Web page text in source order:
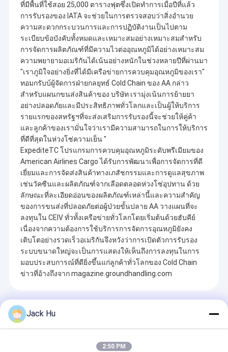
ที่มีพื้นที่ใช้สอย 25,000 ตารางฟุตซึ่งเปิดทำการเมื่อปีที่แล้ว
การรับรองของ IATA จะช่วยในการตรวจสอบว่าสิ่งอำนวย
ความสะดวกกระบวนการและการปฏิบัติงานเป็นไปตาม
ระเบียบข้อบังคับทั้งหมดและเหมาะสมอย่างเหมาะสมสำหรับ
การจัดการผลิตภัณฑ์ที่มีความไวต่ออุณหภูมิได้อย่างเหมาะสม
ความพยายามอเมริกันได้เน้นอย่างหนักในช่วงหลายปีที่ผ่านมา
"เราภูมิใจอย่างยิ่งที่ได้มีเครือข่ายการควบคุมอุณหภูมิของเรา"
ทอมกรับบ์ผู้จัดการฝ่ายกลยุทธ์ Cold Chain ของ AA กล่าว
สำหรับแผนกขนส่งสินค้าของ บริษัท เรามุ่งเน้นการย้ายยา
อย่างปลอดภัยและมีประสิทธิภาพทั่วโลกและเป็นผู้ให้บริการ
รายแรกของสหรัฐฯที่จะส่งเสริมการรับรองนี้จะช่วยให้คู่ค้า
และลูกค้าของเรามั่นใจว่าเรามีความสามารถในการให้บริการ
ที่ดีที่สุดในห่วงโซ่ความเย็น "
ExpediteTC โปรแกรมการควบคุมอุณหภูมิระดับพรีเมียมของ
American Airlines Cargo ได้รับการพัฒนาเพื่อการจัดการที่ดี
เยี่ยมและการจัดส่งสินค้าทางเภสัชกรรมและการดูแลสุขภาพ
เช่นวัคซีนและผลิตภัณฑ์จากเลือดตลอดห่วงโซ่อุปทาน ด้วย
ลักษณะที่ละเอียดอ่อนของผลิตภัณฑ์เหล่านี้และความสำคัญ
ของการขนส่งที่ปลอดภัยต่อผู้ป่วยขั้นปลาย AA วางแผนที่จะ
ลงทุนใน CEIV ทั่วทั้งเครือข่ายทั่วโลกโดยเริ่มต้นด้วยฮับคีย์
เนื่องจากความต้องการใช้บริการการจัดการอุณหภูมิยังคง
เติบโตอย่างรวดเร็วอเมริกันจึงหวังว่าการเปิดตัวการรับรอง
ระบบขนาดใหญ่จะเป็นการแสดงให้เห็นถึงการลงทุนในการ
มอบประสบการณ์ที่ดียิ่งขึ้นแก่ลูกค้าทั่วโลกของ Cold Chain
ข่าวที่อ้างถึงจาก magazine.groundhandling.com
Recommended Products
Jack Hu
2:50 PM